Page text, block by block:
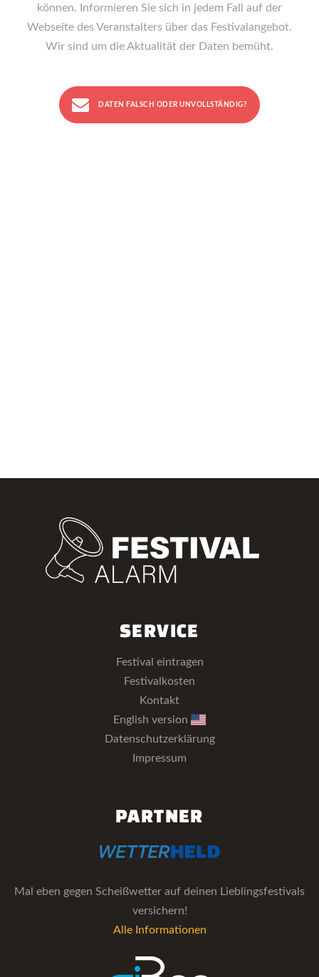
können. Informieren Sie sich in jedem Fall auf der
Webseite des Veranstalters über das Festivalangebot.
Wir sind um die Aktualität der Daten bemüht.
DATEN FALSCH ODER UNVOLLSTÄNDIG?
SERVICE
Festival eintragen
Festivalkosten
Kontakt
English version
Datenschutzerklärung
Impressum
PARTNER
Mal eben gegen Scheißwetter auf deinen Lieblingsfestivals
versichern!
Alle Informationen